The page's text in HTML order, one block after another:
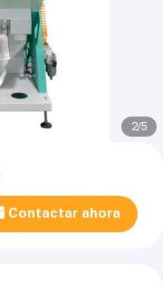
2/5
Contactar ahora